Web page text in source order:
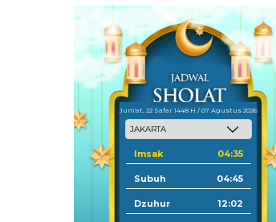
Jum'at, 22 Safar 1448 H / 07 Agustus 2026
Imsak 04:35
Subuh 04:45
Dzuhur 12:02